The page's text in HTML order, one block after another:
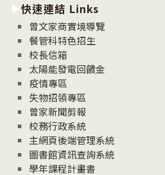
消
息
News
快速連結 Links
曾文家商實境導覽
餐管科特色招生
校長信箱
太陽能發電回饋金
疫情專區
失物招領專區
曾家新聞剪報
校務行政系統
主網頁後端管理系統
圖書館資訊查詢系統
學年課程計畫書